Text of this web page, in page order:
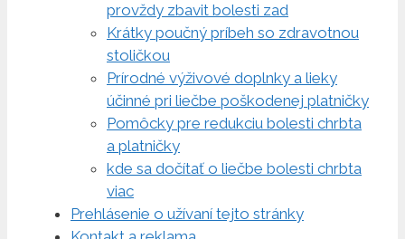
provždy zbavit bolesti zad
Krátky poučný príbeh so zdravotnou
stoličkou
Prírodné výživové doplnky a lieky
účinné pri liečbe poškodenej platničky
Pomôcky pre redukciu bolesti chrbta
a platničky
kde sa dočítať o liečbe bolesti chrbta
viac
Prehlásenie o užívaní tejto stránky